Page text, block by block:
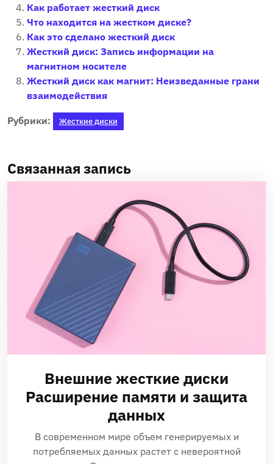
Как работает жесткий диск
Что находится на жестком диске?
Как это сделано жесткий диск
Жесткий диск: Запись информации на
магнитном носителе
Жесткий диск как магнит: Неизведанные грани
взаимодействия
Рубрики: Жесткие диски
Связанная запись
Внешние жесткие диски
Расширение памяти и защита
данных
В современном мире объем генерируемых и
потребляемых данных растет с невероятной